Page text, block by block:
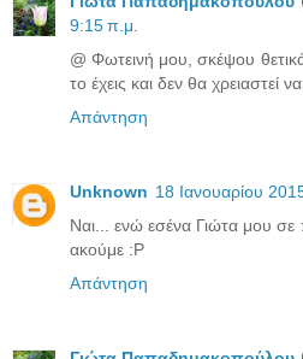
9:15 π.μ.
@ Φωτεινή μου, σκέψου
το έχεις και δεν θα χρειαστεί
Απάντηση
Unknown 18 Ιανουαρίου
Ναι... ενώ εσένα Γιώτα μου σε
ακούμε :P
Απάντηση